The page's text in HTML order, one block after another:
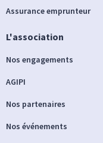
Assurance emprunteur
L'association
Nos engagements
AGIPI
Nos partenaires
Nos événements